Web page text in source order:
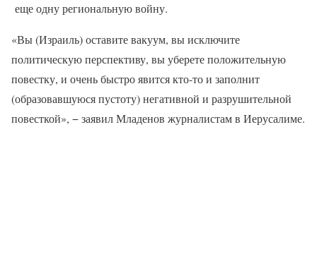
еще одну региональную войну.
«Вы (Израиль) оставите вакуум, вы исключите
политическую перспективу, вы уберете положительную
повестку, и очень быстро явится кто-то и заполнит
(образовавшуюся пустоту) негативной и разрушительной
повесткой», − заявил Младенов журналистам в Иерусалиме.